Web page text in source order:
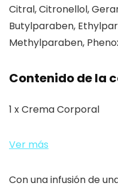
Citral, Citronellol,
Butylparaben,
Methylparaben,
Contenido de la
1 x Crema Corporal
Ver más
Con una infusión de